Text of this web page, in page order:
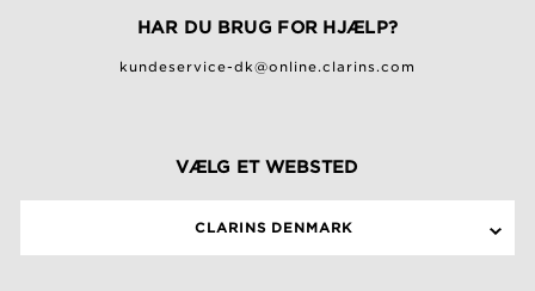
HAR DU BRUG FOR HJÆLP?
kundeservice-dk@online.clarins.com
VÆLG ET WEBSTED
CLARINS DENMARK